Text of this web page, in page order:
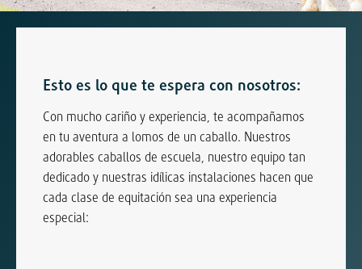
Esto es lo que te espera con nosotros:
Con mucho cariño y experiencia, te acompañamos
en tu aventura a lomos de un caballo. Nuestros
adorables caballos de escuela, nuestro equipo tan
dedicado y nuestras idílicas instalaciones hacen que
cada clase de equitación sea una experiencia
especial: